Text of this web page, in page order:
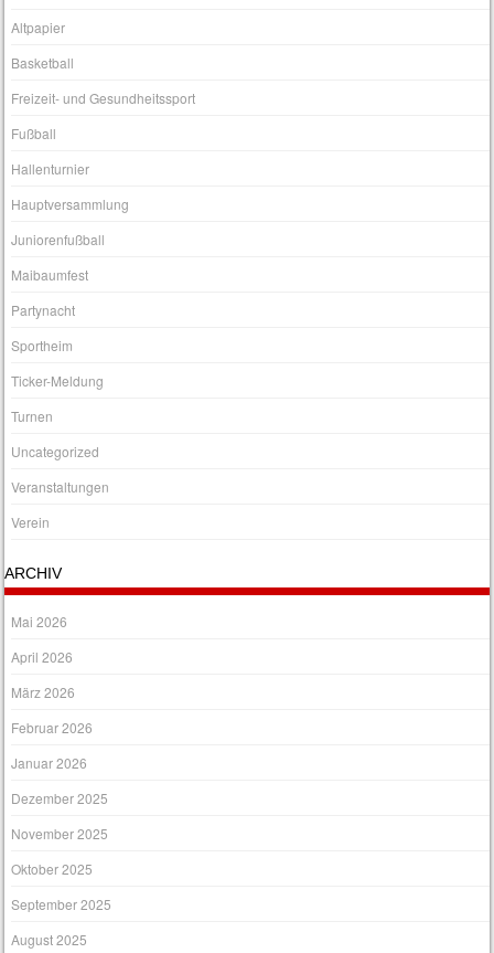
Altpapier
Basketball
Freizeit- und Gesundheitssport
Fußball
Hallenturnier
Hauptversammlung
Juniorenfußball
Maibaumfest
Partynacht
Sportheim
Ticker-Meldung
Turnen
Uncategorized
Veranstaltungen
Verein
ARCHIV
Mai 2026
April 2026
März 2026
Februar 2026
Januar 2026
Dezember 2025
November 2025
Oktober 2025
September 2025
August 2025